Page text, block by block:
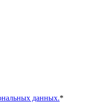
данных.*